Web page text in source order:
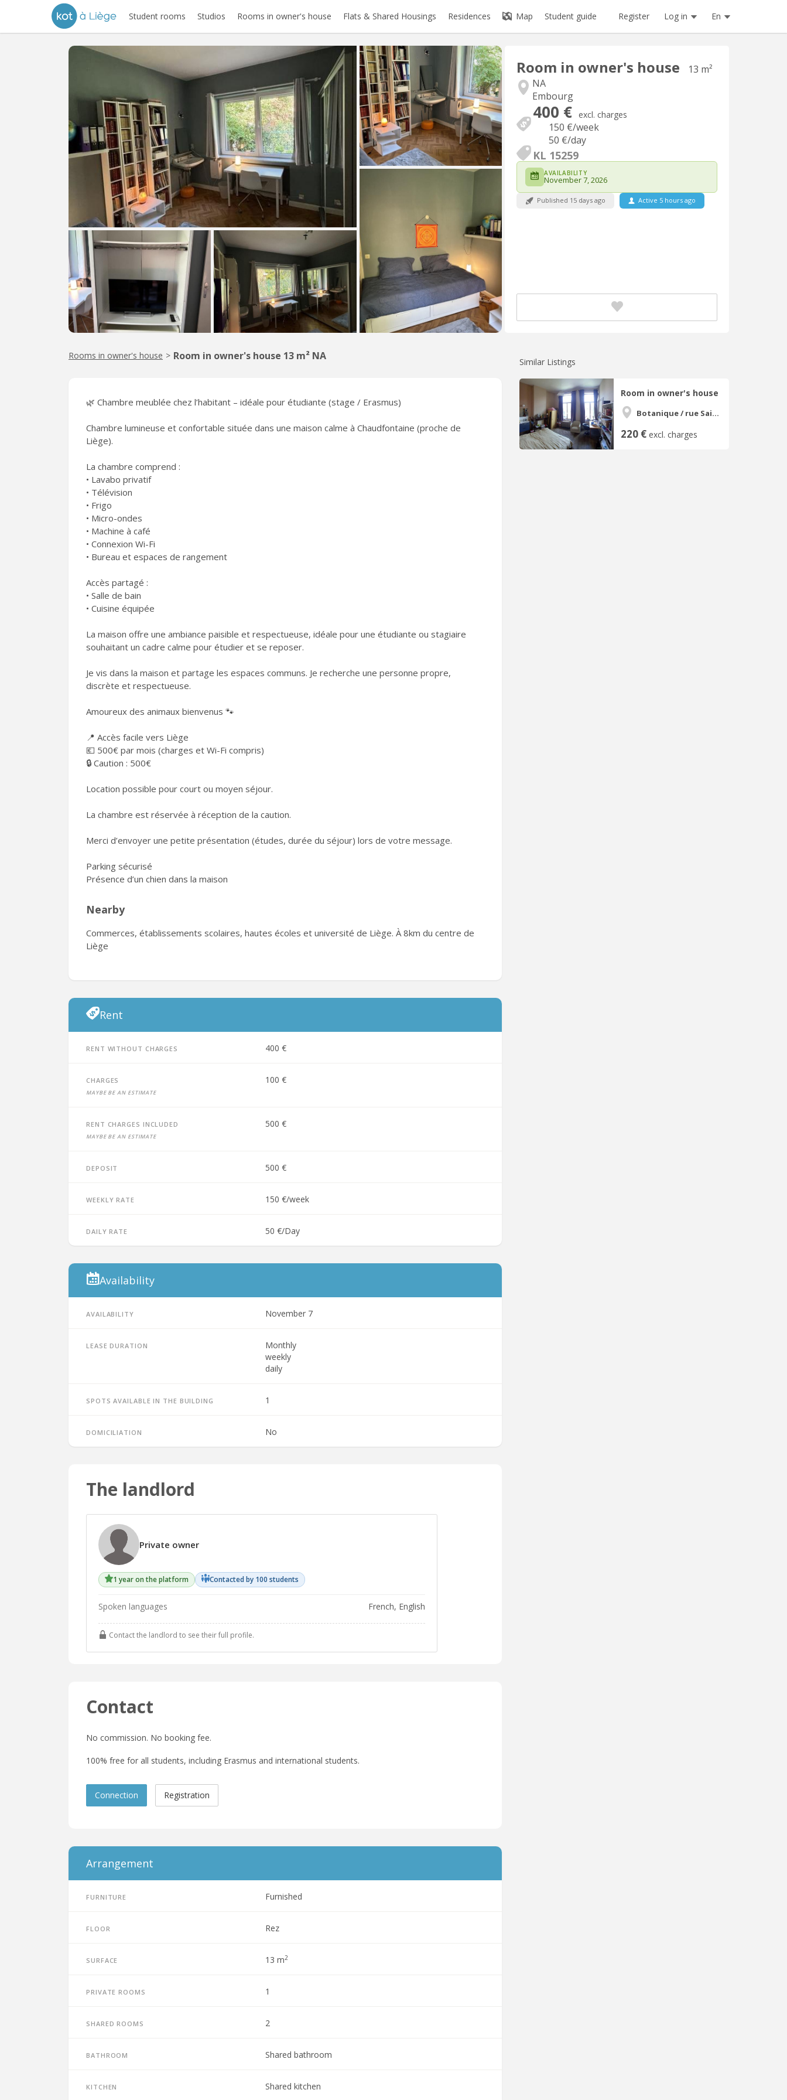
Student rooms Studios Rooms in owner's house Flats & Shared Housings Residences Map Student guide Register Log in En
Room in owner's house
13 m²
NA
Embourg
400 € excl. charges
150 €/week
50 €/day
KL 15259
AVAILABILITY
November 7, 2026
Published 15 days ago Active 5 hours ago
Similar Listings
Room in owner's house
Botanique / rue Saint-Gilles / Jonfosse
220 € excl. charges
Rooms in owner's house > Room in owner's house 13 m² NA
🌿 Chambre meublée chez l’habitant – idéale pour étudiante (stage / Erasmus)
Chambre lumineuse et confortable située dans une maison calme à Chaudfontaine (proche de
Liège).
La chambre comprend :
• Lavabo privatif
• Télévision
• Frigo
• Micro-ondes
• Machine à café
• Connexion Wi-Fi
• Bureau et espaces de rangement
Accès partagé :
• Salle de bain
• Cuisine équipée
La maison offre une ambiance paisible et respectueuse, idéale pour une étudiante ou stagiaire
souhaitant un cadre calme pour étudier et se reposer.
Je vis dans la maison et partage les espaces communs. Je recherche une personne propre,
discrète et respectueuse.
Amoureux des animaux bienvenus 🐾
📍 Accès facile vers Liège
💶 500€ par mois (charges et Wi-Fi compris)
🔒 Caution : 500€
Location possible pour court ou moyen séjour.
La chambre est réservée à réception de la caution.
Merci d’envoyer une petite présentation (études, durée du séjour) lors de votre message.
Parking sécurisé
Présence d’un chien dans la maison
Nearby
Commerces, établissements scolaires, hautes écoles et université de Liège. À 8km du centre de
Liège
Rent
Rent without charges 400 €
Charges
Maybe be an estimate
100 €
Rent charges included
Maybe be an estimate
500 €
Deposit 500 €
Weekly rate 150 €/week
Daily rate 50 €/Day
Availability
Availability November 7
Lease duration
Monthly
weekly
daily
Spots available in the building 1
Domiciliation No
The landlord
Private owner
1 year on the platform Contacted by 100 students
Spoken languages French, English
Contact the landlord to see their full profile.
Contact
No commission. No booking fee.
100% free for all students, including Erasmus and international students.
Connection Registration
Arrangement
Furniture Furnished
Floor Rez
Surface 13 m2
Private rooms 1
Shared rooms 2
Bathroom Shared bathroom
Kitchen Shared kitchen